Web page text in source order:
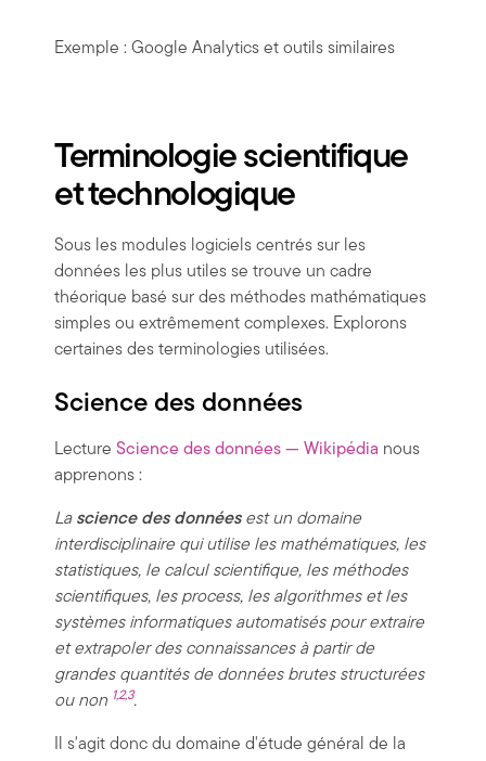
Exemple : Google Analytics et outils similaires
Terminologie scientifique
et technologique
Sous les modules logiciels centrés sur les
données les plus utiles se trouve un cadre
théorique basé sur des méthodes mathématiques
simples ou extrêmement complexes. Explorons
certaines des terminologies utilisées.
Science des données
Lecture Science des données — Wikipédia nous
apprenons :
La science des donnéesest un domaine
interdisciplinaire qui utilise les mathématiques, les
statistiques, le calcul scientifique, les méthodes
scientifiques, les process, les algorithmes et les
systèmes informatiques automatisés pour extraire
et extrapoler des connaissances à partir de
grandes quantités de données brutes structurées
ou non 1,2,3.
Il s'agit donc du domaine d'étude général de la